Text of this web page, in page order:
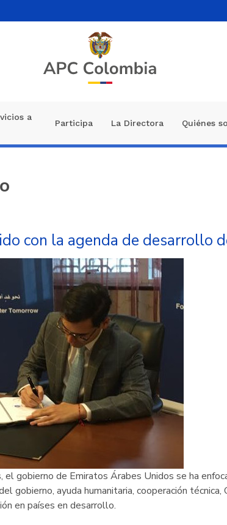
a
Participa La Directora Quiénes
con la agenda de desarrollo
gobierno de Emiratos Árabes Unidos se ha
gobierno, ayuda humanitaria, cooperación
en países en desarrollo.